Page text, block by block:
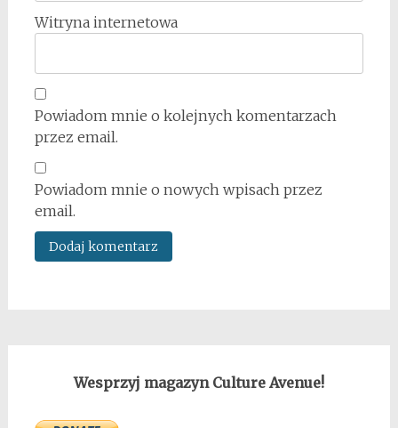
Witryna internetowa
Powiadom mnie o kolejnych komentarzach
przez email.
Powiadom mnie o nowych wpisach przez
email.
Wesprzyj magazyn Culture Avenue!